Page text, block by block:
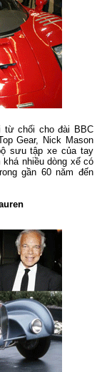
từ chối cho đài BBC
Gear, Nick Mason
sưu tập xe của tay
khá nhiều dòng xế có
gần 60 năm đến